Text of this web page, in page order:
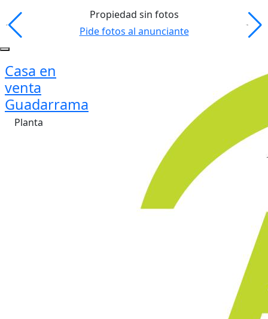
Propiedad sin fotos
Pide fotos al anunciante
Casa en
venta
Guadarrama
Planta